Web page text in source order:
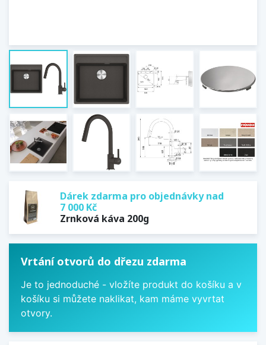
Dárek zdarma pro objednávky nad
7 000 Kč
Zrnková káva 200g
Vrtání otvorů do dřezu zdarma
Je to jednoduché - vložíte produkt do košíku a v
košíku si můžete naklikat, kam máme vyvrtat
otvory.